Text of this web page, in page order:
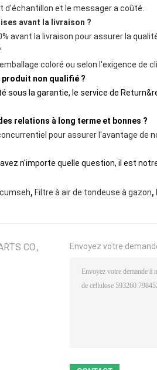
d'échantillon et le messager a coûté.
avant la livraison ?
avant la livraison pour assurer la
coloré ou selon l'exigence de
non qualifié ?
sous la garantie, le service de
relations à long terme et bonnes ?
pour assurer l'avantage de
n'importe quelle question, il est
, Filtre à air de tondeuse à gazon,
CO.,
Envoyez votre